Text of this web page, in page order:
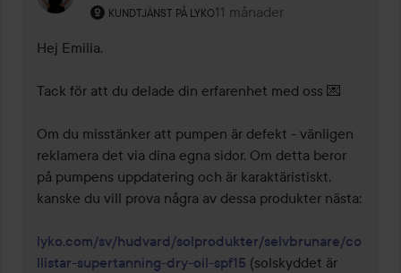
KUNDTJÄNST PÅ LYKO
Användarens roll: Kundtjänst på Lyko.
11 månader
Kommentaren lades 11
Hej Emilia,
Tack för att du delade din erfarenhet med oss 💌
Om du misstänker att pumpen är defekt - vänligen
reklamera det via dina egna sidor. Om detta beror
på pumpens uppdatering och är karaktäristiskt,
kanske du vill prova några av dessa produkter nästa:
lyko.com/sv/hudvard/solprodukter/selvbrunare/co
llistar-supertanning-dry-oil-spf15 (solskyddet är